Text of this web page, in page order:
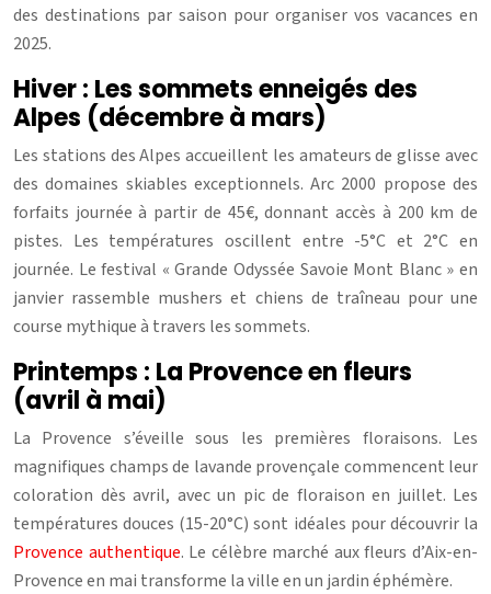
des destinations par saison pour organiser vos vacances en
2025.
Hiver : Les sommets enneigés des
Alpes (décembre à mars)
Les stations des Alpes accueillent les amateurs de glisse avec
des domaines skiables exceptionnels. Arc 2000 propose des
forfaits journée à partir de 45€, donnant accès à 200 km de
pistes. Les températures oscillent entre -5°C et 2°C en
journée. Le festival « Grande Odyssée Savoie Mont Blanc » en
janvier rassemble mushers et chiens de traîneau pour une
course mythique à travers les sommets.
Printemps : La Provence en fleurs
(avril à mai)
La Provence s’éveille sous les premières floraisons. Les
magnifiques champs de lavande provençale commencent leur
coloration dès avril, avec un pic de floraison en juillet. Les
températures douces (15-20°C) sont idéales pour découvrir la
Provence authentique. Le célèbre marché aux fleurs d’Aix-en-
Provence en mai transforme la ville en un jardin éphémère.